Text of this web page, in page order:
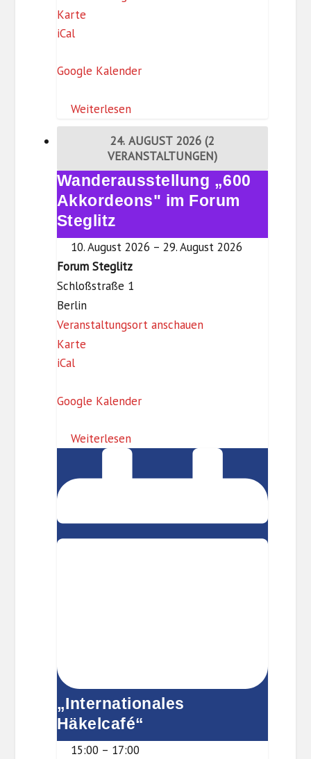
KarteF
u
S
t
g
l
i
t
z
iCal
Google Kalender
Weiterlesen
24. AUGUST 2026 (2
VERANSTALTUNGEN)
Wanderausstellung
„600
Akkordeons"
im
Forum
Wanderausstellung „600
Akkordeons" im Forum
Steglitz
10. August 2026 – 29. August 2026
Forum Steglitz
Schloßstraße 1
Berlin
Veranstaltungsort anschauen
KarteF
u
S
e
i
iCal
Google Kalender
Weiterlesen
„Internationales
Häkelcafé“
„Internationales
Häkelcafé“
15:00 – 17:00